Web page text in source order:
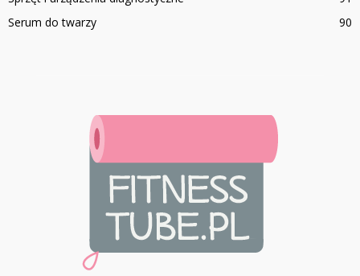
Serum do twarzy
90